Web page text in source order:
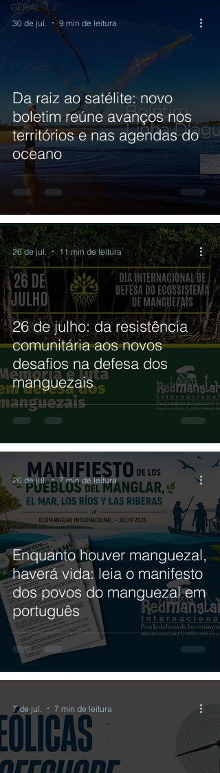
GERAL
Da raiz ao satélite: novo
boletim reúne avanços nos
territórios e nas agendas do
oceano
30 de jul. 9 min de leitura
26 de julho: da resistência
comunitária aos novos
desafios na defesa dos
manguezais
26 de jul. 11 min de leitura
Enquanto houver manguezal,
haverá vida: leia o manifesto
dos povos do manguezal em
português
26 de jul. 7 min de leitura
7 de jul. 7 min de leitura